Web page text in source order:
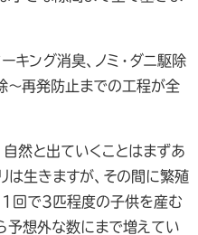
キング消臭、ノミ・ダニ駆除
～再発防止までの工程が全
自然と出ていくことはまずあ
は生きますが、その間に繁殖
1回で3匹程度の子供を産む
予想外な数にまで増えてい